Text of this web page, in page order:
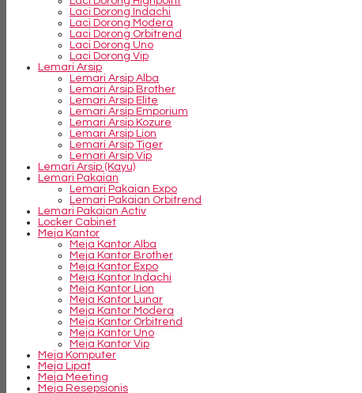
Laci Dorong Indachi
Laci Dorong Modera
Laci Dorong Orbitrend
Laci Dorong Uno
Laci Dorong Vip
Lemari Arsip
Lemari Arsip Alba
Lemari Arsip Brother
Lemari Arsip Elite
Lemari Arsip Emporium
Lemari Arsip Kozure
Lemari Arsip Lion
Lemari Arsip Tiger
Lemari Arsip Vip
Lemari Arsip (Kayu)
Lemari Pakaian
Lemari Pakaian Expo
Lemari Pakaian Orbitrend
Lemari Pakaian Activ
Locker Cabinet
Meja Kantor
Meja Kantor Alba
Meja Kantor Brother
Meja Kantor Expo
Meja Kantor Indachi
Meja Kantor Lion
Meja Kantor Lunar
Meja Kantor Modera
Meja Kantor Orbitrend
Meja Kantor Uno
Meja Kantor Vip
Meja Komputer
Meja Lipat
Meja Meeting
Meja Resepsionis